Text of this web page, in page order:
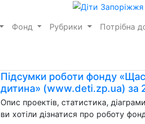
Фонд Рубрики Потрібна
Підсумки роботи фонду
дитина» (www.deti.zp.ua) за
Опис проектів, статистика,
ви хотіли дізнатися про роботу